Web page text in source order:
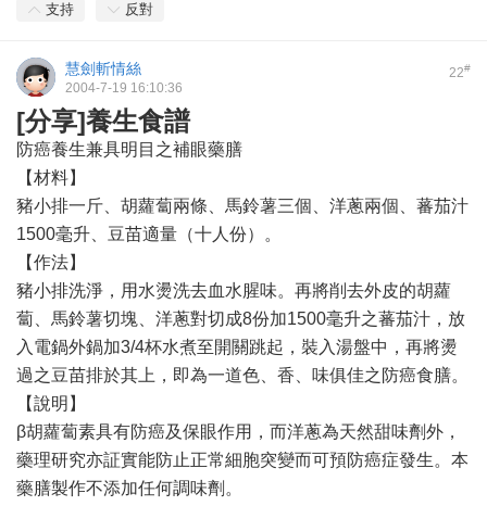
支持 反對
22#
慧劍斬情絲
2004-7-19 16:10:36
[分享]養生食譜
防癌養生兼具明目之補眼藥膳
【材料】
豬小排一斤、胡蘿蔔兩條、馬鈴薯三個、洋蔥兩個、蕃茄汁
1500毫升、豆苗適量（十人份）。
【作法】
豬小排洗淨，用水燙洗去血水腥味。再將削去外皮的胡蘿
蔔、馬鈴薯切塊、洋蔥對切成8份加1500毫升之蕃茄汁，放
入電鍋外鍋加3/4杯水煮至開關跳起，裝入湯盤中，再將燙
過之豆苗排於其上，即為一道色、香、味俱佳之防癌食膳。
【說明】
β胡蘿蔔素具有防癌及保眼作用，而洋蔥為天然甜味劑外，
藥理研究亦証實能防止正常細胞突變而可預防癌症發生。本
藥膳製作不添加任何調味劑。